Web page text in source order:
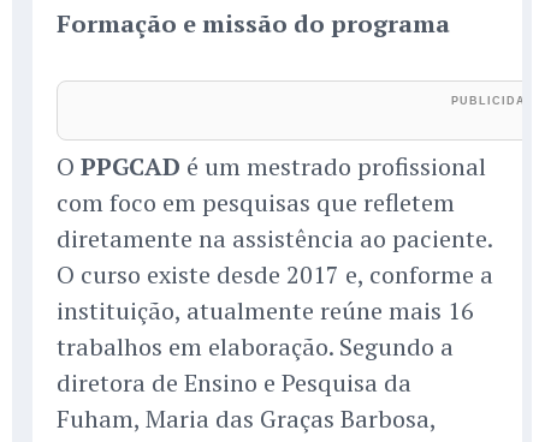
Formação e missão do programa
O PPGCAD é um mestrado profissional
com foco em pesquisas que refletem
diretamente na assistência ao paciente.
O curso existe desde 2017 e, conforme a
instituição, atualmente reúne mais 16
trabalhos em elaboração. Segundo a
diretora de Ensino e Pesquisa da
Fuham, Maria das Graças Barbosa,